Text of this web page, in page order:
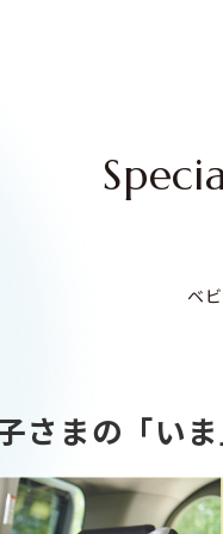
ベ
さまの「い